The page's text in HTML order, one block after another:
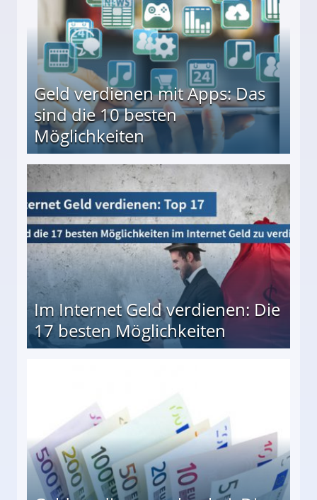
Geld verdienen mit Apps: Das
sind die 10 besten
Möglichkeiten
besten Möglichkeiten
Im Internet Geld verdienen: Die
17 besten Möglichkeiten